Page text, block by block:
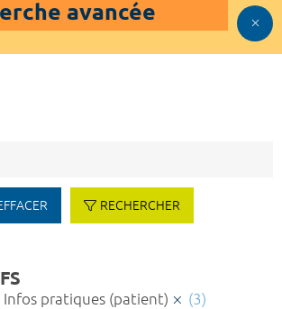
avancée
RECHERCHER
Infos pratiques (patient) (3)